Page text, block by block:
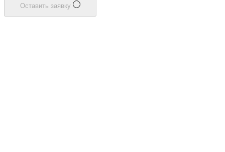
Оставить заявку